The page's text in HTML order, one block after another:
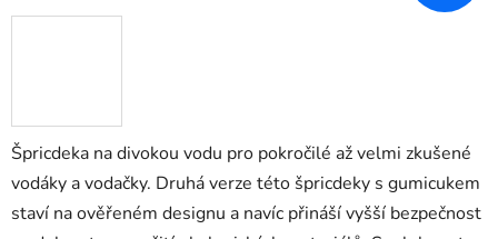
Špricdeka na divokou vodu pro pokročilé až velmi zkušené
vodáky a vodačky. Druhá verze této špricdeky s gumicukem
staví na ověřeném designu a navíc přináší vyšší bezpečnost